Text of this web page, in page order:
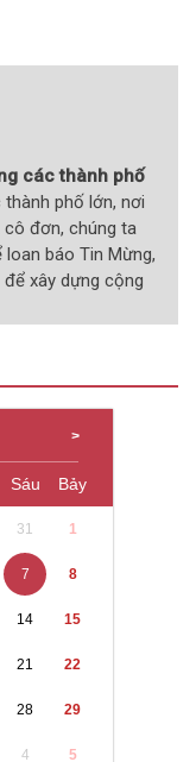
các thành phố
phố lớn, nơi
đơn, chúng ta
báo Tin Mừng,
xây dựng cộng
Sáu Bảy
31 1
7 8
14 15
21 22
28 29
4 5